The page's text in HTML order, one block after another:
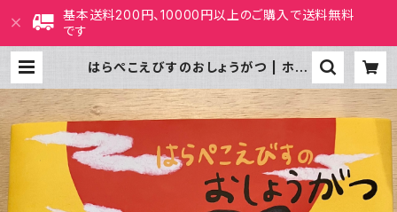
基本送料200円、10000円以上のご購入で送料無料
です
はらぺこえびすのおしょうがつ | ホホ